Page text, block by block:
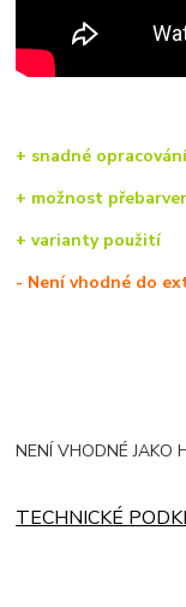
+ snadné
+ možnost
+ varianty použití
- Není vhodné do
NENÍ VHODNÉ JAKO
TECHNICKÉ